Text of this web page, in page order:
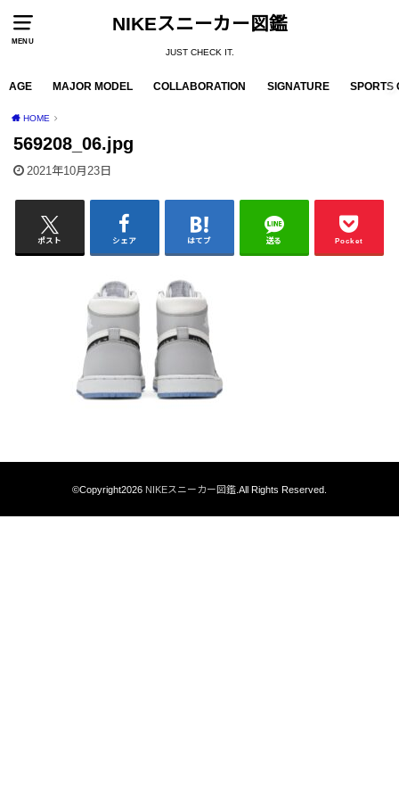
MENU
NIKEスニーカー図鑑
JUST CHECK IT.
AGE MAJOR MODEL COLLABORATION SIGNATURE SPORTS
HOME
569208_06.jpg
2021年10月23日
ポスト シェア はてブ 送る Pocket
©Copyright2026 NIKEスニーカー図鑑.All Rights Reserved.